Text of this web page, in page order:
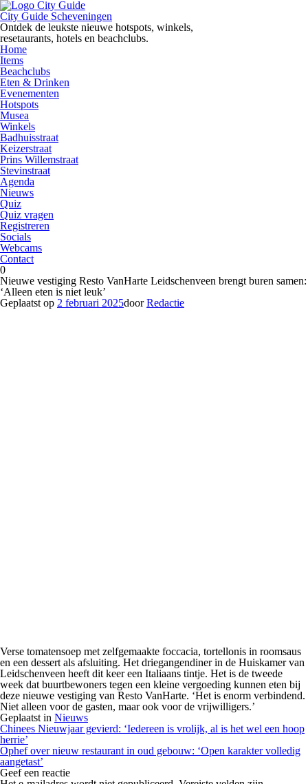
Ga
naar
de
inhoud
City Guide Scheveningen
Ontdek de leukste nieuwe hotspots, winkels,
resetaurants, hotels en beachclubs.
Home
Items
Beachclubs
Eten & Drinken
Evenementen
Hotspots
Musea
Winkels
Badhuisstraat
Keizerstraat
Prins Willemstraat
Stevinstraat
Agenda
Nieuws
Quiz
Quiz vragen
Registreren
Socials
Webcams
Contact
0
Nieuwe vestiging Resto VanHarte Leidschenveen brengt buren samen:
‘Alleen eten is niet leuk’
Geplaatst op 2 februari 2025door Redactie
Verse tomatensoep met zelfgemaakte foccacia, tortellonis in roomsaus
en een dessert als afsluiting. Het driegangendiner in de Huiskamer van
Leidschenveen heeft dit keer een Italiaans tintje. Het is de tweede
week dat buurtbewoners tegen een kleine vergoeding kunnen eten bij
deze nieuwe vestiging van Resto VanHarte. ‘Het is enorm verbindend.
Niet alleen voor de gasten, maar ook voor de vrijwilligers.’
Geplaatst in Nieuws
Berichtnavigatie
Chinees Nieuwjaar gevierd: ‘Iedereen is vrolijk, al is het wel een hoop
herrie’
Ophef over nieuw restaurant in oud gebouw: ‘Open karakter volledig
aangetast’
Geef een reactie